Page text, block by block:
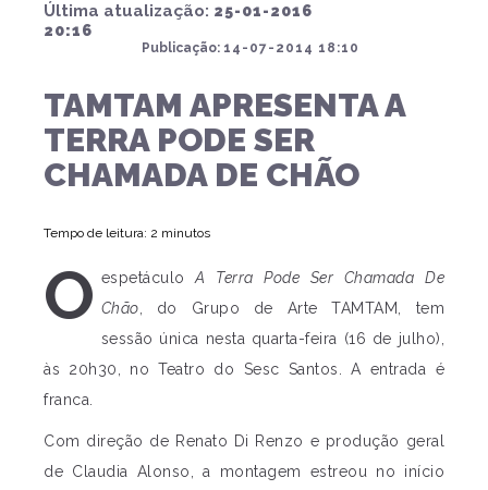
Última atualização: 25-01-2016
20:16
Publicação: 14-07-2014 18:10
TAMTAM APRESENTA A
TERRA PODE SER
CHAMADA DE CHÃO
Tempo de leitura: 2 minutos
O espetáculo A Terra Pode Ser Chamada De
Chão , do Grupo de Arte TAMTAM, tem
sessão única nesta quarta-feira (16 de julho),
às 20h30, no Teatro do Sesc Santos. A entrada é
franca.
Com direção de Renato Di Renzo e produção geral
de Claudia Alonso, a montagem estreou no início